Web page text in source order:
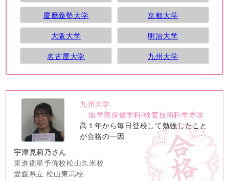
慶應義塾大学
京都大学
大阪大学
明治大学
名古屋大学
九州大学
no
image
九州大学
医学部保健学科/検査技術科学専攻
高１年から毎日登校して勉強したこと
が合格の一因
宇津見莉乃さん
東進衛星予備校松山久米校
愛媛県立 松山東高校